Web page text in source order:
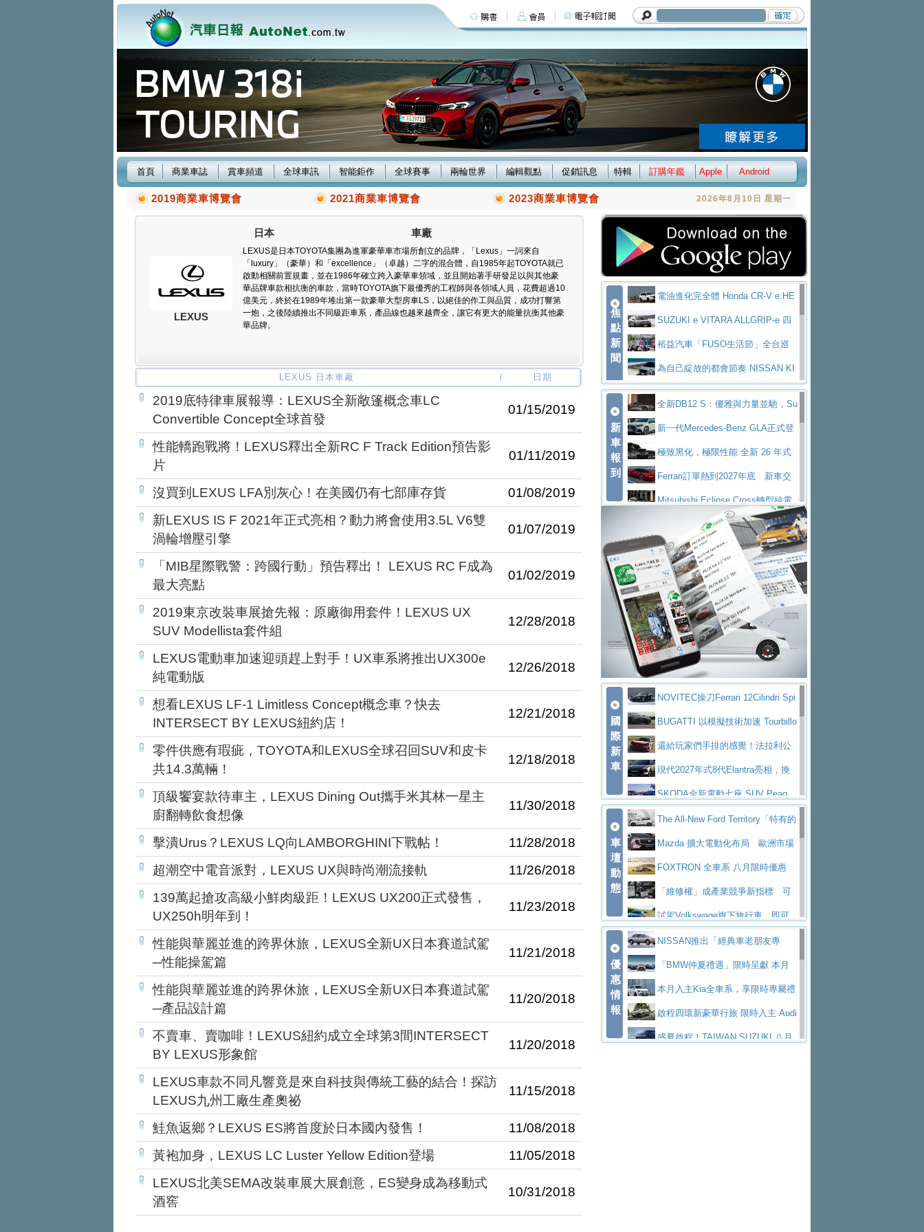
首頁 商業車誌 賞車頻道 全球車訊 智能鉅作 全球賽事 兩輪世界 編輯觀點 促銷訊息 特輯 訂購年鑑 Apple Android
2019商業車博覽會 2021商業車博覽會 2023商業車博覽會 2026年8月10日 星期一
LEXUS
日本 車廠
LEXUS是日本TOYOTA集團為進軍豪華車市場所創立的品牌，「Lexus」一詞來自
「luxury」（豪華）和「excellence」（卓越）二字的混合體，自1985年起TOYOTA就已
啟動相關前置規畫，並在1986年確立跨入豪華車領域，並且開始著手研發足以與其他豪
華品牌車款相抗衡的車款，當時TOYOTA旗下最優秀的工程師與各領域人員，花費超過10
億美元，終於在1989年堆出第一款豪華大型房車LS，以絕佳的作工與品質，成功打響第
一炮，之後陸續推出不同級距車系，產品線也越來越齊全，讓它有更大的能量抗衡其他豪
華品牌。
LEXUS 日本車廠 日期
2019底特律車展報導：LEXUS全新敞篷概念車LC
Convertible Concept全球首發
01/15/2019
性能轎跑戰將！LEXUS釋出全新RC F Track Edition預告影
片
01/11/2019
沒買到LEXUS LFA別灰心！在美國仍有七部庫存貨
01/08/2019
新LEXUS IS F 2021年正式亮相？動力將會使用3.5L V6雙
渦輪增壓引擎
01/07/2019
「MIB星際戰警：跨國行動」預告釋出！ LEXUS RC F成為
最大亮點
01/02/2019
2019東京改裝車展搶先報：原廠御用套件！LEXUS UX
SUV Modellista套件組
12/28/2018
LEXUS電動車加速迎頭趕上對手！UX車系將推出UX300e
純電動版
12/26/2018
想看LEXUS LF-1 Limitless Concept概念車？快去
INTERSECT BY LEXUS紐約店！
12/21/2018
零件供應有瑕疵，TOYOTA和LEXUS全球召回SUV和皮卡
共14.3萬輛！
12/18/2018
頂級饗宴款待車主，LEXUS Dining Out攜手米其林一星主
廚翻轉飲食想像
11/30/2018
擊潰Urus？LEXUS LQ向LAMBORGHINI下戰帖！
11/28/2018
超潮空中電音派對，LEXUS UX與時尚潮流接軌
11/26/2018
139萬起搶攻高級小鮮肉級距！LEXUS UX200正式發售，
UX250h明年到！
11/23/2018
性能與華麗並進的跨界休旅，LEXUS全新UX日本賽道試駕
─性能操駕篇
11/21/2018
性能與華麗並進的跨界休旅，LEXUS全新UX日本賽道試駕
─產品設計篇
11/20/2018
不賣車、賣咖啡！LEXUS紐約成立全球第3間INTERSECT
BY LEXUS形象館
11/20/2018
LEXUS車款不同凡響竟是來自科技與傳統工藝的結合！探訪
LEXUS九州工廠生產奧祕
11/15/2018
鮭魚返鄉？LEXUS ES將首度於日本國內發售！
11/08/2018
黃袍加身，LEXUS LC Luster Yellow Edition登場
11/05/2018
LEXUS北美SEMA改裝車展大展創意，ES變身成為移動式
酒窖
10/31/2018
焦
點
新
聞
電油進化完全體 Honda CR-V e:HE
V PrestigeSUZUKI e VITARA ALLGRIP-e 四
驅精神的純電新詮釋
裕益汽車「FUSO生活節」全台巡
迴 結合生活體驗、交通安全與購車優惠
為自己綻放的都會節奏 NISSAN KI
CKS SAKURA為品味獨具層峰買家打造的頂級座
駕，MAZDA CX-90 33T AWD Premium Ca
ptain Seat
EV
技的座駕! Ford Territory中型油電休旅
SO Super Great今日在台登場，結合先進安
ntis四品牌經銷權，全新多品牌旗艦展示中
心開幕啟用
屏東特搜大隊再添新利器 SITRAK
救助器材車買氣不衰、SUZUKI經銷商勇於開啟
全新大店，新北都鈴木占地500坪土城旗艦
展示中心開幕
2025第七屆ISUZU運轉職人挑戰賽
熱血登場 展現極致車技與專業職人精神
H2GP世界總決賽圓滿落幕 台灣團
隊表現精彩淨零減碳指標性應用 純電動水泥預
拌車 消防車除了滅火裝備還需要什麼？
一探SITRAK “準” 消防車的究竟
大益金龍初試啼聲，汽柴油5噸貨車
不是對手正宗年鑑2025年全球自動車年鑑1月
下旬問世！2024第六屆ISUZU運轉職人挑戰賽
首度前進南台灣熱烈開戰
豪華電能休旅新星 Audi Q4 Sportba
ck 55 e-tron S lineScania Taiwan 逆風而行，加深力
道投資布局
新
車
報
到
全新DB12 S：優雅與力量並馳，Su
per Tourer的顛峰之作
新一代Mercedes-Benz GLA正式登
場 續航最高657公里、支援320kW快充
極致黑化，極限性能 全新 26 年式
DEFENDER OCTA BLACK 限量登台
Ferrari訂單熱到2027年底 新車交
付至少得等一年以上
Mitsubishi Eclipse Cross轉型純電
休旅 87kWh電池續航超過600公里
全新BMW 318i Touring豪華旅行車
全台限量200台 進化現型
不等零關稅的紅利，Jeep品牌今日
起展開首批車交車Volvo EX60 即將叩關，靜肅性、底
盤與數位介面搶先揭露
Audi Q9 將於 2026 年底上市 旗艦
大型 SUV 鎖定七人座豪華市場
BMW攜手漫威電影【蜘蛛人：重生
日】 Skoda 發表全新 Peaq 內裝：七人
座純電旗艦 SUV，行李廂最大可達 935 公
升
全新純電 Mercedes-Benz C 400 4
MATIC Electric 登場
奢華與科技大躍進，MAZDA全新3
代CX-5全方位進化提前亮相並展開預售94.9
萬起
馬自達公布 2027 年式 MX-5 更
新，新增 Yakudo 特別版
Skoda Peaq 發表全新電動動力系
統 最長續航逾 640 公里、支援雙向供電
BMW M2 首度導入 xDrive 四驅，
美國與瑞士需求成關鍵推手
The all-new T-Roc 魅力 自成焦點
Maserati GT2 Stradale「Tribute to
MC12」全球首度亮相
迎接 RANGE ROVER 品牌家族第
五位成員 全新 RANGE ROVER GT 預告登
場
造型華麗時尚、科技座艙再進化，P
eugeot 208小改款發表上市94.8萬起
國
際
新
車
NOVITEC操刀Ferrari 12Cilindri Spi
der 碳纖維空力、鍛造輪圈與Inconel排氣
上身
BUGATTI 以模擬技術加速 Tourbillo
n 動態開發還給玩家們手排的感覺！法拉利公
布12Cilidri Manaule手排超跑產品細節
現代2027年式8代Elantra亮相，換
裝更銳利的造型、更先進的資訊娛樂系統及
更高效的動力
SKODA全新電動七座 SUV Peaq
問世，擁有品牌史上最寬敞且豪華的座艙
AUDI推出首款高性能油電超跑Nuvo
lari，0到100公里加速2.6秒、極速350公里
／小時
百年三叉戟傳奇再啟程 Maserati 重
返 1000 Miglia 傳承競速榮耀
法拉利首款純電跑車Luce亮相，最
大馬力超過1000匹並具備530公里最大續航
里程
小車大空間、座艙科技更先進，SK
ODA發表全新純電跨界休旅Eipq祭平民化車
價89萬起
賓士AMG.EA專屬平台首作，Merc
edes-AMG 全新GT 4-Door Coupe全球首發
福斯推出首款GTI純電性能掀背ID.
Polo GTI，擁有226匹馬力和零百加速 6.8
秒的實力
Jaguar 公布四門 GT車款正式車名
為JAGUAR TYPE 01
終於跟上進度，LEXUS發表首款三
排六座純電旗艦休旅 TZ
有錢也買不到的Golf R！福斯打造
全新Golf R 24h賽車將挑戰紐柏林24小時耐
SKODA公布全新小型純電跨界休旅
車
壇
動
態
The All-New Ford Territory「特有的
安全感」 建構國產SUV安全新標竿
Mazda 擴大電動化布局 歐洲市場
首季銷售成長 12%
FOXTRON 全車系 八月限時優惠
用車成本大減「維修權」成產業競爭新指標 可
維修設計將重塑移動產品價值
試駕Volkswage旗下旅行車 即可
享有精品咖啡卡Kia智慧油電科技潮旅The new Ston
ic 1-7月累計銷量創歷史新高
NOVITEC升級Lamborghini Revuelt
o 綜效輸出增至1,048匹
HYUNDAI PORTER II逆勢成長，
勇奪中型貨車銷售冠軍
福斯商旅挺頭家 推出「德系質感 精
算圓夢」專案和運租車榮獲國家品牌玉山獎 以智
優
惠
情
報
NISSAN推出「經典車老朋友專
案」 以匠人精神煥新珍品座駕
「BMW仲夏禮遇」限時呈獻 本月
入主即享尊榮豪華五星假期 多元優購方案
同步實施
本月入主Kia全車系，享限時專屬禮
遇 啟程四環新豪華行旅 限時入主 Audi
A6 旗艦陣容 低月付5,888元起及3 年乙式險
盛夏啟程！TAIWAN SUZUKI 八月